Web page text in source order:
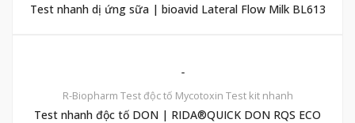
Test nhanh dị ứng sữa | bioavid Lateral Flow Milk BL613
R-Biopharm Test độc tố Mycotoxin Test kit nhanh
Test nhanh độc tố DON | RIDA®QUICK DON RQS ECO